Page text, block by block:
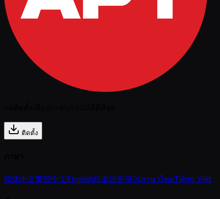
ติดตั้ง
简体中文繁體中文English日本語한국어ภาษาไทยTiếng Việt